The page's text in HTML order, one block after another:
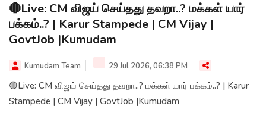
🔴Live: CM விஜய் செய்தது தவறா..? மக்கள் யார்
பக்கம்..? | Karur Stampede | CM Vijay |
GovtJob |Kumudam
Kumudam Team 29 Jul 2026, 06:38 PM
🔴Live: CM விஜய் செய்தது தவறா..? மக்கள் யார் பக்கம்..? | Karur
Stampede | CM Vijay | GovtJob |Kumudam